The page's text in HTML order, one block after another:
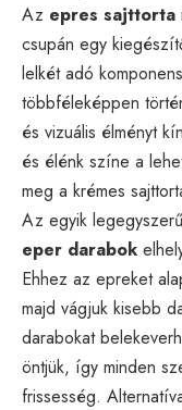
Az epres sajttorta
csupán egy
lelkét adó
többféleképpen
és vizuális élményt
és élénk színe a
meg a krémes
Az egyik
eper darabok
Ehhez az epreket
majd vágjuk kisebb
darabokat
öntjük, így minden
frissesség.